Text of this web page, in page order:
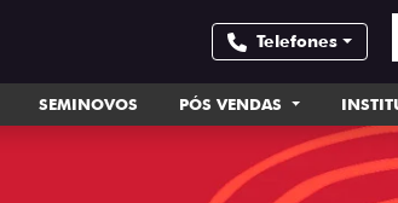
Telefones
SEMINOVOS PÓS VENDAS